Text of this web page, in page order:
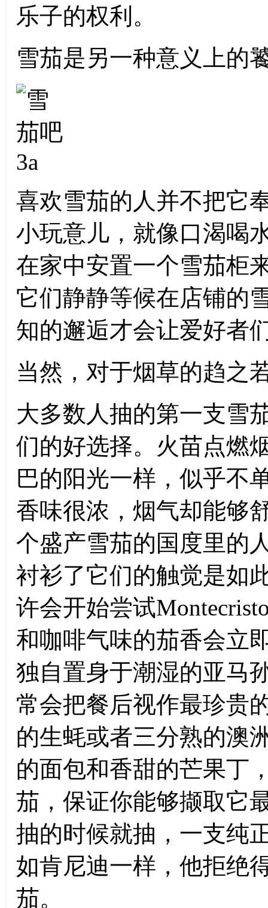
乐子的权利。
雪茄是另一种意义上的
喜欢雪茄的人并不把它
小玩意儿，就像口渴喝
在家中安置一个雪茄柜
它们静静等候在店铺的
知的邂逅才会让爱好者
当然，对于烟草的趋之
大多数人抽的第一支雪
们的好选择。火苗点燃
巴的阳光一样，似乎不
香味很浓，烟气却能够
个盛产雪茄的国度里的
衬衫了它们的触觉是如
许会开始尝试
和咖啡气味的茄香会立
独自置身于潮湿的亚马
常会把餐后视作最珍贵
的生蚝或者三分熟的澳
的面包和香甜的芒果丁
茄，保证你能够撷取它
抽的时候就抽，一支纯
如肯尼迪一样，他拒绝
茄。